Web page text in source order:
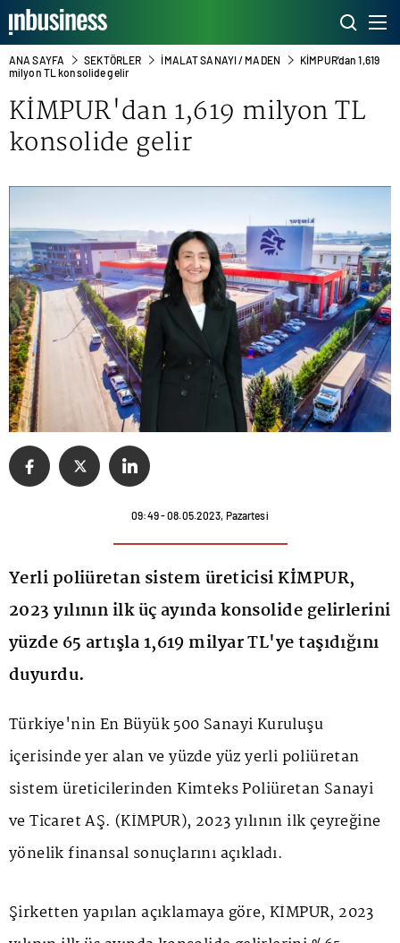
ANA SAYFA SEKTÖRLER İMALAT SANAYI / MADEN
KİMPUR'dan 1,619
milyon TL konsolide gelir
KİMPUR'dan 1,619 milyon TL
konsolide gelir
09:49 - 08.05.2023, Pazartesi
Yerli poliüretan sistem üreticisi KİMPUR,
2023 yılının ilk üç ayında konsolide gelirlerini
yüzde 65 artışla 1,619 milyar TL'ye taşıdığını
duyurdu.
Türkiye'nin En Büyük 500 Sanayi Kuruluşu
içerisinde yer alan ve yüzde yüz yerli poliüretan
sistem üreticilerinden Kimteks Poliüretan Sanayi
ve Ticaret AŞ. (KİMPUR), 2023 yılının ilk çeyreğine
yönelik finansal sonuçlarını açıkladı.
Şirketten yapılan açıklamaya göre, KİMPUR, 2023